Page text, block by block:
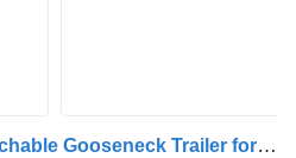
Titan 3 Axle 80 Ton Detachable Gooseneck Trailer for Sale in Jamaica